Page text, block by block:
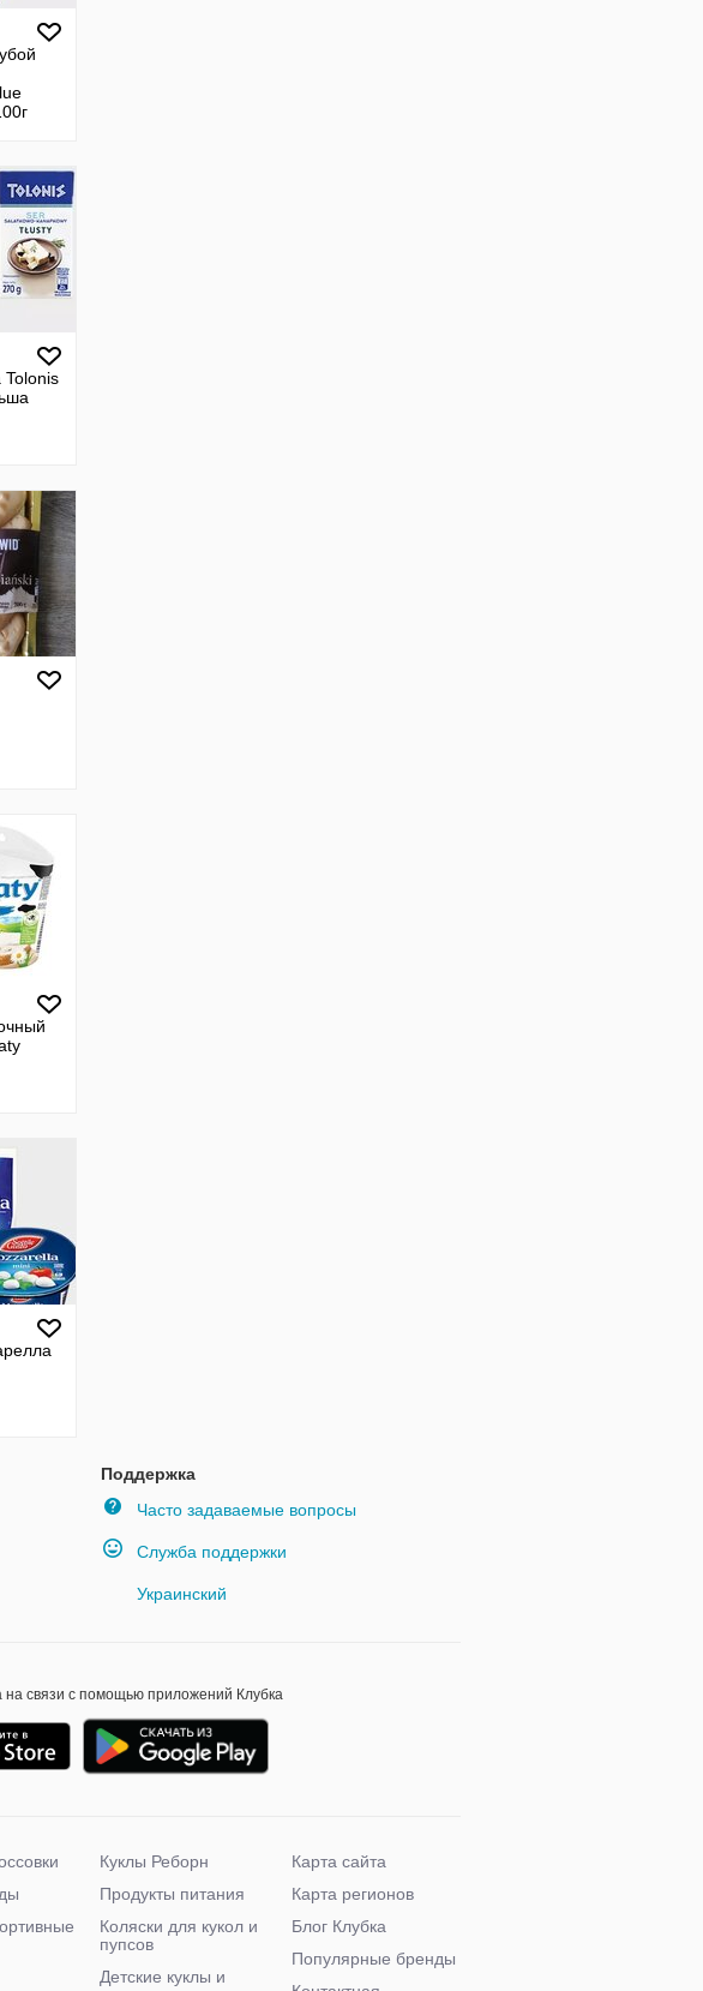
Поддержка
Часто задаваемые вопросы
Служба поддержки
Украинский
на связи с помощью приложений Клубка
Куклы Реборн
Продукты питания
Коляски для кукол и
пупсов
Детские куклы и
Карта сайта
Карта регионов
Блог Клубка
Популярные бренды